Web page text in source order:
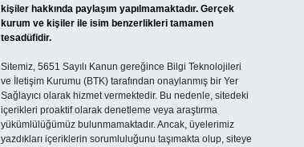
kişiler hakkında paylaşım yapılmamaktadır. Gerçek
kurum ve kişiler ile isim benzerlikleri tamamen
tesadüfidir.
Sitemiz, 5651 Sayılı Kanun gereğince Bilgi Teknolojileri
ve İletişim Kurumu (BTK) tarafından onaylanmış bir Yer
Sağlayıcı olarak hizmet vermektedir. Bu nedenle, sitedeki
içerikleri proaktif olarak denetleme veya araştırma
yükümlülüğümüz bulunmamaktadır. Ancak, üyelerimiz
yazdıkları içeriklerin sorumluluğunu taşımakta olup, siteye